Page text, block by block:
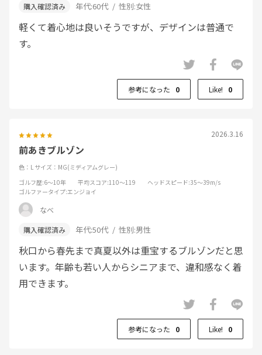
年代:60代 性別:女性
軽くて着心地は良いそうですが、デザインは普通で
す。
参考になった 0 Like! 0
2026.3.16
前あきブルゾン
色：L サイズ：MG(ミディアムグレー)
ゴルフ歴:6～10年 平均スコア:110～119 ヘッドスピード:35～39m/s
ゴルファータイプ:エンジョイ
なべ
年代:50代 性別:男性
秋口から春先まで真夏以外は重宝するブルゾンだと思
います。年齢も若い人からシニアまで、違和感なく着
用できます。
参考になった 0 Like! 0